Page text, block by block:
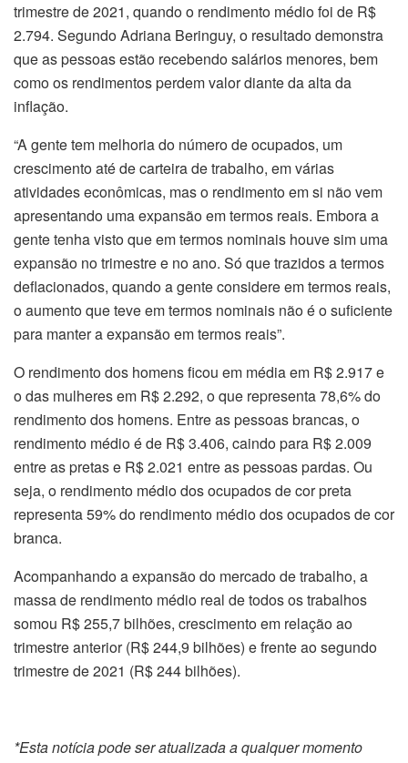
trimestre de 2021, quando o rendimento médio foi de R$
2.794. Segundo Adriana Beringuy, o resultado demonstra
que as pessoas estão recebendo salários menores, bem
como os rendimentos perdem valor diante da alta da
inflação.
“A gente tem melhoria do número de ocupados, um
crescimento até de carteira de trabalho, em várias
atividades econômicas, mas o rendimento em si não vem
apresentando uma expansão em termos reais. Embora a
gente tenha visto que em termos nominais houve sim uma
expansão no trimestre e no ano. Só que trazidos a termos
deflacionados, quando a gente considere em termos reais,
o aumento que teve em termos nominais não é o suficiente
para manter a expansão em termos reais”.
O rendimento dos homens ficou em média em R$ 2.917 e
o das mulheres em R$ 2.292, o que representa 78,6% do
rendimento dos homens. Entre as pessoas brancas, o
rendimento médio é de R$ 3.406, caindo para R$ 2.009
entre as pretas e R$ 2.021 entre as pessoas pardas. Ou
seja, o rendimento médio dos ocupados de cor preta
representa 59% do rendimento médio dos ocupados de cor
branca.
Acompanhando a expansão do mercado de trabalho, a
massa de rendimento médio real de todos os trabalhos
somou R$ 255,7 bilhões, crescimento em relação ao
trimestre anterior (R$ 244,9 bilhões) e frente ao segundo
trimestre de 2021 (R$ 244 bilhões).
*Esta notícia pode ser atualizada a qualquer momento